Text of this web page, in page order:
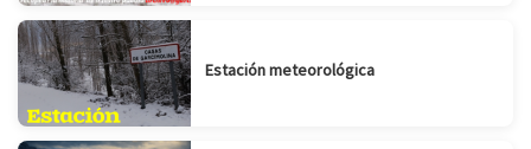
Estación meteorológica